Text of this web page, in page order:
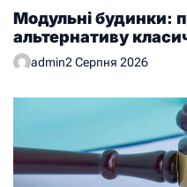
Модульні будинки:
альтернативу
admin2 Серпня 2026